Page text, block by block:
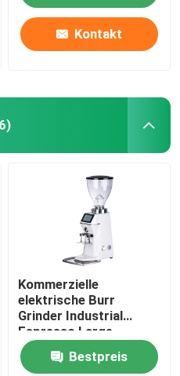
Kontakt
Kommerzielle
elektrische Burr
Grinder Industrial
Espresso Large-
Berufskaffeemühlen
Bestpreis